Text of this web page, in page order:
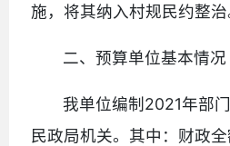
施，将其纳入村规民约整治
二、预算单位基本情况
我单位编制2021年部
民政局机关。其中：财政